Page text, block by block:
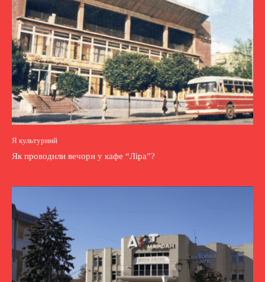
Я культурний
Як проводили вечори у кафе “Ліра”?